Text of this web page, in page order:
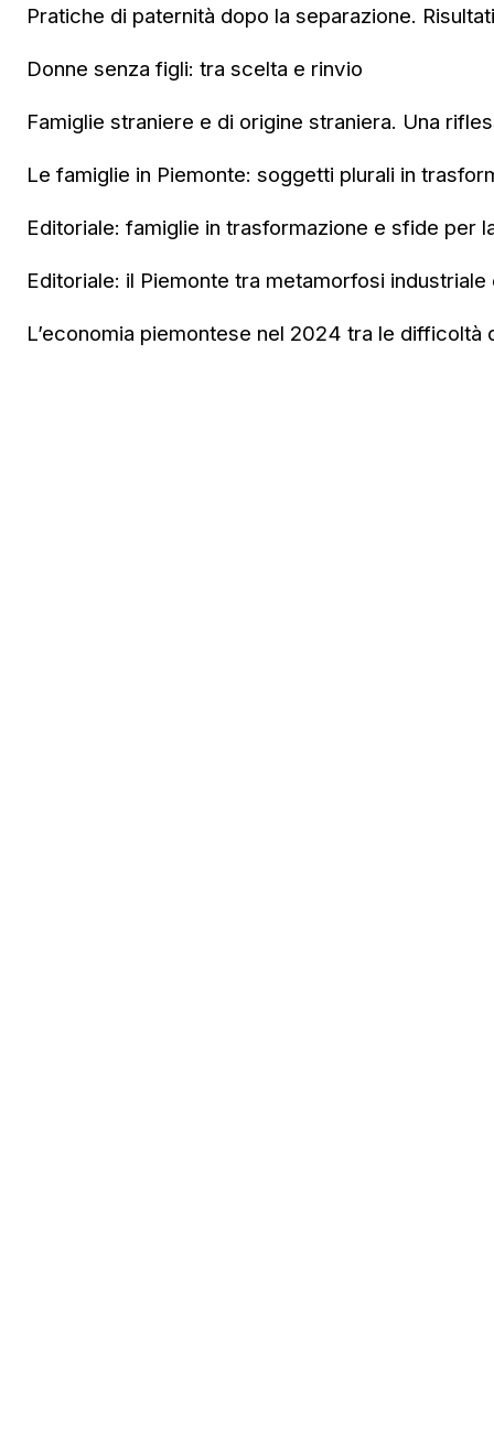
Pratiche di paternità dopo la separazione.
Donne senza figli: tra scelta e rinvio
Famiglie straniere e di origine straniera. Una
Le famiglie in Piemonte: soggetti plurali in
Editoriale: famiglie in trasformazione e sfide per
Editoriale: il Piemonte tra metamorfosi
L’economia piemontese nel 2024 tra le